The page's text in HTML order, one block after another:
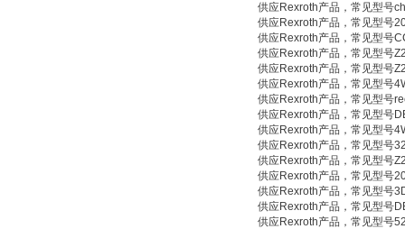
供应Rexroth产品，常见型号
供应Rexroth产品，常见型号
供应Rexroth产品，常见型号
供应Rexroth产品，常见型号
供应Rexroth产品，常见型号
供应Rexroth产品，常见型号
供应Rexroth产品，常见型号
供应Rexroth产品，常见型号
供应Rexroth产品，常见型号
供应Rexroth产品，常见型号
供应Rexroth产品，常见型号
供应Rexroth产品，常见型号
供应Rexroth产品，常见型号
供应Rexroth产品，常见型号
供应Rexroth产品，常见型号